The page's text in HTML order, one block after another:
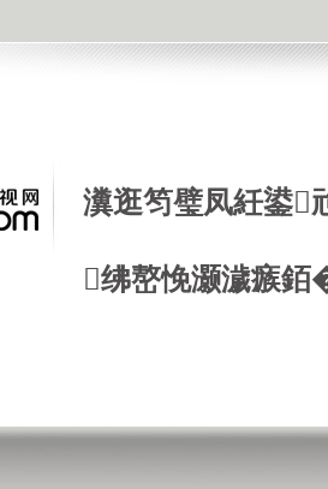
瀵逛笉璧凤紝鍙
绋嶅悗灏濊瘯